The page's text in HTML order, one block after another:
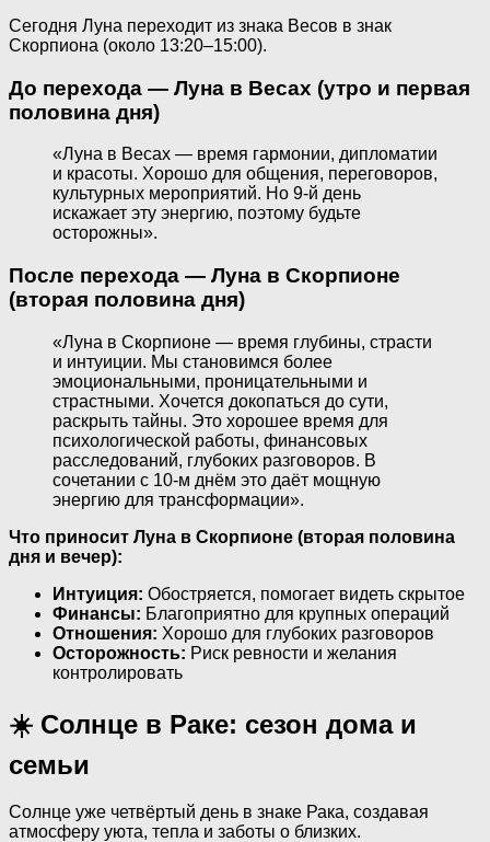
Сегодня Луна переходит из знака Весов в знак
Скорпиона (около 13:20–15:00).
До перехода — Луна в Весах (утро и первая
половина дня)
«Луна в Весах — время гармонии, дипломатии
и красоты. Хорошо для общения, переговоров,
культурных мероприятий. Но 9-й день
искажает эту энергию, поэтому будьте
осторожны».
После перехода — Луна в Скорпионе
(вторая половина дня)
«Луна в Скорпионе — время глубины, страсти
и интуиции. Мы становимся более
эмоциональными, проницательными и
страстными. Хочется докопаться до сути,
раскрыть тайны. Это хорошее время для
психологической работы, финансовых
расследований, глубоких разговоров. В
сочетании с 10-м днём это даёт мощную
энергию для трансформации».
Что приносит Луна в Скорпионе (вторая половина
дня и вечер):
Интуиция: Обостряется, помогает видеть скрытое
Финансы: Благоприятно для крупных операций
Отношения: Хорошо для глубоких разговоров
Осторожность: Риск ревности и желания
контролировать
☀️ Солнце в Раке: сезон дома и
семьи
Солнце уже четвёртый день в знаке Рака, создавая
атмосферу уюта, тепла и заботы о близких.